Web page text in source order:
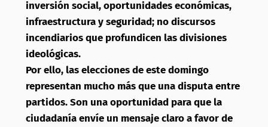
inversión social, oportunidades económicas,
infraestructura y seguridad; no discursos
incendiarios que profundicen las divisiones
ideológicas.
Por ello, las elecciones de este domingo
representan mucho más que una disputa entre
partidos. Son una oportunidad para que la
ciudadanía envíe un mensaje claro a favor de